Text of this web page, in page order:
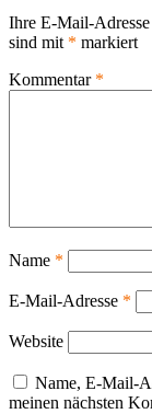
Ihre E-Mail-
sind mit * markiert
Kommentar *
Name *
E-Mail-Adresse *
Website
Name, E-Mail-
meinen nächsten